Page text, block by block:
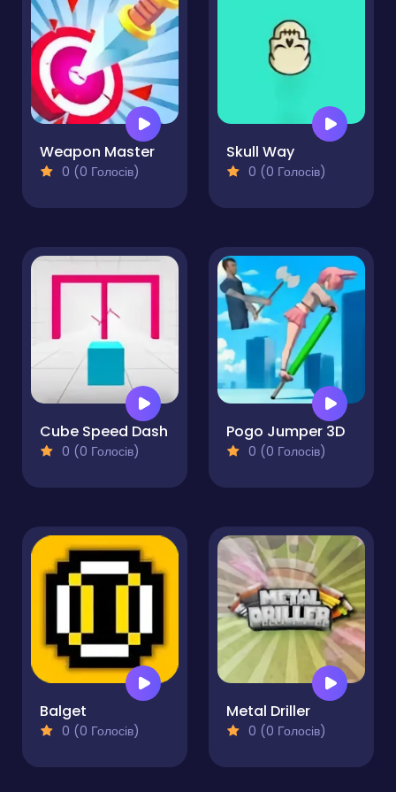
Weapon Master
0 (0 Голосів)
Skull Way
0 (0 Голосів)
Cube Speed Dash
0 (0 Голосів)
Pogo Jumper 3D
0 (0 Голосів)
Balget
0 (0 Голосів)
Metal Driller
0 (0 Голосів)